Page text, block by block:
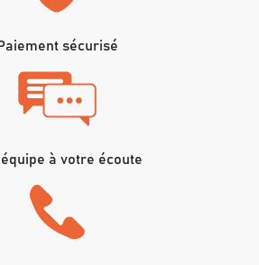
Paiement sécurisé
équipe à votre écoute